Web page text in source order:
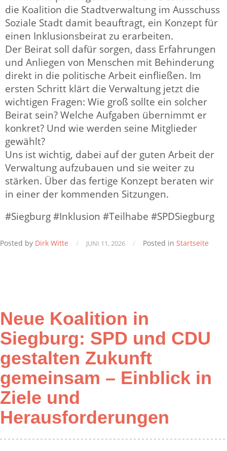
die Koalition die Stadtverwaltung im Ausschuss
Soziale Stadt damit beauftragt, ein Konzept für
einen Inklusionsbeirat zu erarbeiten.
Der Beirat soll dafür sorgen, dass Erfahrungen
und Anliegen von Menschen mit Behinderung
direkt in die politische Arbeit einfließen. Im
ersten Schritt klärt die Verwaltung jetzt die
wichtigen Fragen: Wie groß sollte ein solcher
Beirat sein? Welche Aufgaben übernimmt er
konkret? Und wie werden seine Mitglieder
gewählt?
Uns ist wichtig, dabei auf der guten Arbeit der
Verwaltung aufzubauen und sie weiter zu
stärken. Über das fertige Konzept beraten wir
in einer der kommenden Sitzungen.
#Siegburg #Inklusion #Teilhabe #SPDSiegburg
Posted by Dirk Witte / JUNI 11, 2026 / Posted in Startseite
Neue Koalition in
Siegburg: SPD und CDU
gestalten Zukunft
gemeinsam – Einblick in
Ziele und
Herausforderungen